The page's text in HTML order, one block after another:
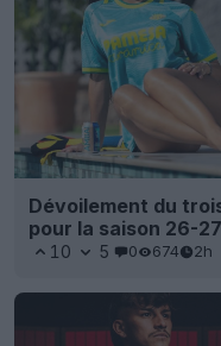
Dévoilement du
pour la saison 26-27
10 5 0 674 2h